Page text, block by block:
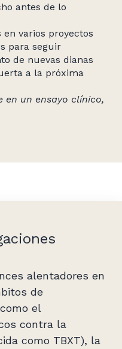
antes de lo
varios proyectos
para seguir
de nuevas dianas
a la próxima
en un ensayo clínico,
alentadores en
de
el
contra la
como TBXT), la